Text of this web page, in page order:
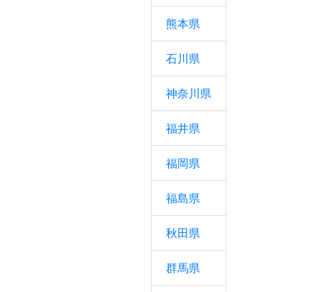
熊本県
石川県
神奈川県
福井県
福岡県
福島県
秋田県
群馬県